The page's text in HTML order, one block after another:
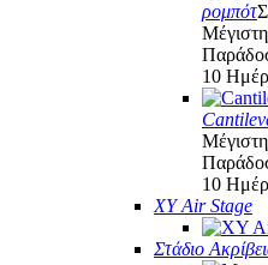
ρομπότ
10
10
XY Air Stage
Στάδιο